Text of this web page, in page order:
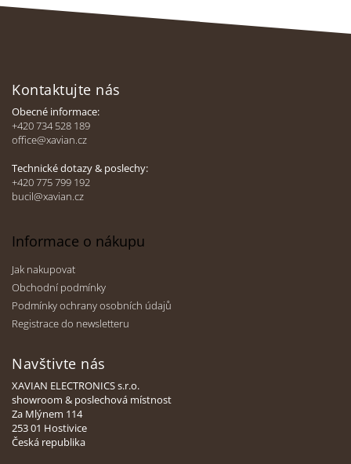
Kontaktujte nás
Obecné informace:
+420 734 528 189
office@xavian.cz
Technické dotazy & poslechy:
+420 775 799 192
bucil@xavian.cz
Informace o nákupu
Jak nakupovat
Obchodní podmínky
Podmínky ochrany osobních údajů
Registrace do newsletteru
Navštivte nás
XAVIAN ELECTRONICS s.r.o.
showroom & poslechová místnost
Za Mlýnem 114
253 01 Hostivice
Česká republika